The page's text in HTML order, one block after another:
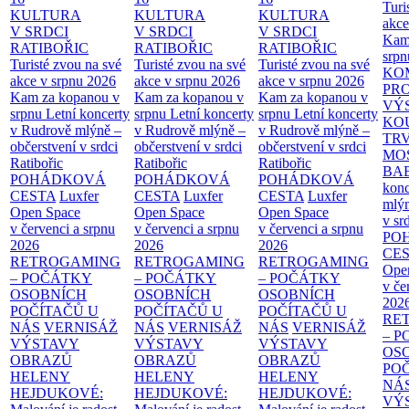
KULTURA
V SRDCI
RATIBOŘIC
Turisté zvou na své
akce v srpnu 2026
Kam za kopanou v
srpnu Letní koncerty
v Rudrově mlýně –
občerstvení v srdci
Ratibořic
POHÁDKOVÁ
CESTA Luxfer
Open Space
v červenci a srpnu
2026
RETROGAMING
– POČÁTKY
OSOBNÍCH
POČÍTAČŮ U
NÁS VERNISÁŽ
VÝSTAVY
OBRAZŮ
HELENY
HEJDUKOVÉ:
KULTURA
V SRDCI
RATIBOŘIC
Turisté zvou na své
akce v srpnu 2026
Kam za kopanou v
srpnu Letní koncerty
v Rudrově mlýně –
občerstvení v srdci
Ratibořic
POHÁDKOVÁ
CESTA Luxfer
Open Space
v červenci a srpnu
2026
RETROGAMING
– POČÁTKY
OSOBNÍCH
POČÍTAČŮ U
NÁS VERNISÁŽ
VÝSTAVY
OBRAZŮ
HELENY
HEJDUKOVÉ:
KULTURA
V SRDCI
RATIBOŘIC
Turisté zvou na své
akce v srpnu 2026
Kam za kopanou v
srpnu Letní koncerty
v Rudrově mlýně –
občerstvení v srdci
Ratibořic
POHÁDKOVÁ
CESTA Luxfer
Open Space
v červenci a srpnu
2026
RETROGAMING
– POČÁTKY
OSOBNÍCH
POČÍTAČŮ U
NÁS VERNISÁŽ
VÝSTAVY
OBRAZŮ
HELENY
HEJDUKOVÉ:
v
v
–